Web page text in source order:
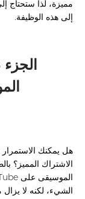
إلى هذه الوظيفة.
الاشتراك المميز؟
الشيء، لكنه لا